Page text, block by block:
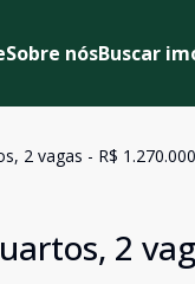
Sobre nósBuscar
2 vagas - R$
2